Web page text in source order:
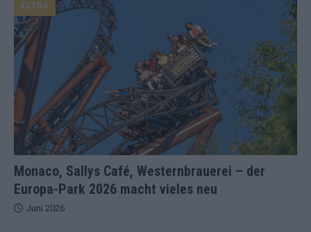
Monaco, Sallys Café, Westernbrauerei – der
Europa-Park 2026 macht vieles neu
EXTRA
Juni 2026